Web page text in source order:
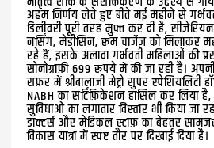
अहम निर्णय लेते हुए बीते मई महीने से
डिलीवरी पूरी तरह मुफ़्त कर दी है,
नर्सिंग, मेडीसिन, रूम चार्जेज़ को मिलाकर
रहे हैं, इसके अलावा गर्भवती महिलाओं की
सोनोग्राफ़ी 699 रूपये में की जा रही है।
सफ़र में श्रीबालाजी मेट्रो सुपर स्पेशियलिटी
NABH का सर्टिफ़िकेशन हासिल कर लिया
सुविधाओं का लगातार विस्तार भी किया जा
डाक्टर्स और मेडिकल स्टाफ़ का बेहतर
विकास यात्रा में स्पष्ट तौर पर दिखाई दिया है।